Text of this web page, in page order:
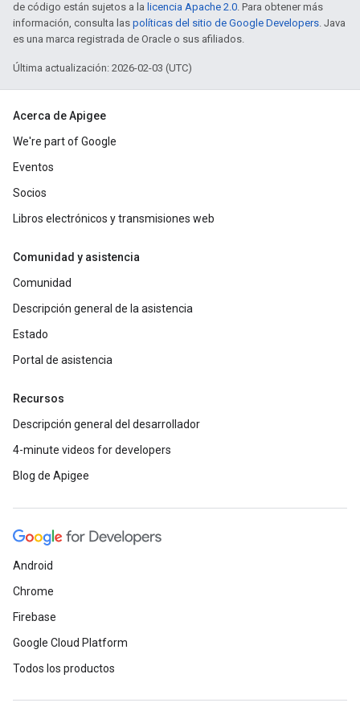
de código están sujetos a la licencia Apache 2.0. Para obtener más
información, consulta las políticas del sitio de Google Developers. Java
es una marca registrada de Oracle o sus afiliados.
Última actualización: 2026-02-03 (UTC)
Acerca de Apigee
We're part of Google
Eventos
Socios
Libros electrónicos y transmisiones web
Comunidad y asistencia
Comunidad
Descripción general de la asistencia
Estado
Portal de asistencia
Recursos
Descripción general del desarrollador
4-minute videos for developers
Blog de Apigee
Android
Chrome
Firebase
Google Cloud Platform
Todos los productos